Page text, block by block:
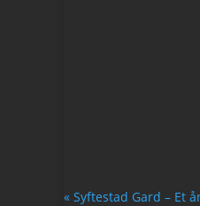
« Syftestad Gard – Et